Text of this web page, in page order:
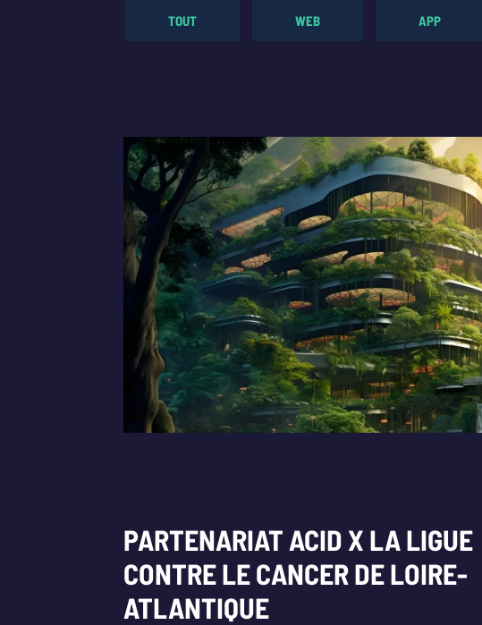
TOUT WEB APP
PARTENARIAT ACID X LA LIGUE
CONTRE LE CANCER DE LOIRE-
ATLANTIQUE